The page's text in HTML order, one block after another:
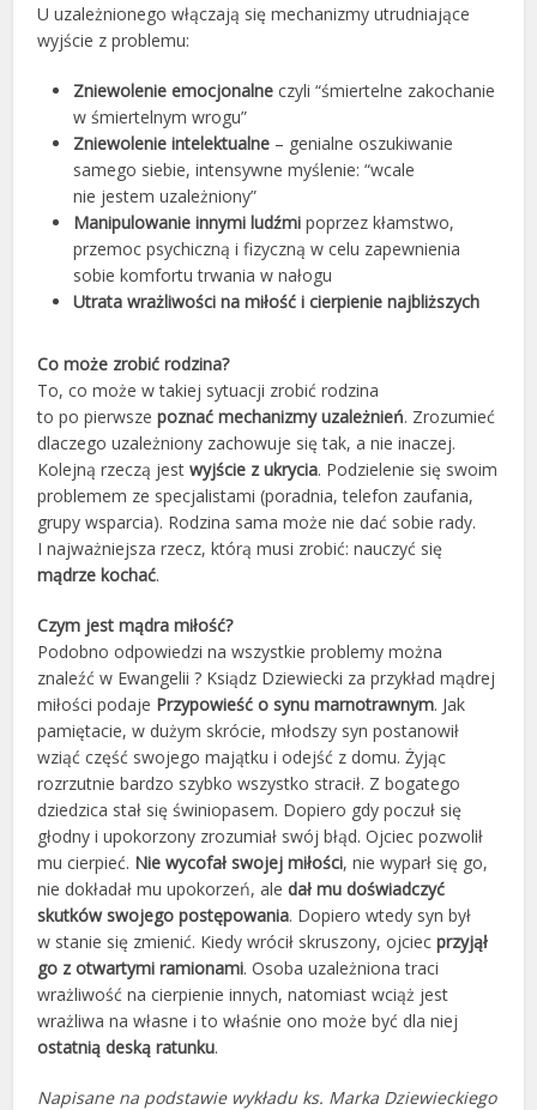
U uzależnionego włączają się mechanizmy utrudniające
wyjście z problemu:
Zniewolenie emocjonalne czyli “śmiertelne zakochanie
w śmiertelnym wrogu”
Zniewolenie intelektualne – genialne oszukiwanie
samego siebie, intensywne myślenie: “wcale
nie jestem uzależniony”
Manipulowanie innymi ludźmi poprzez kłamstwo,
przemoc psychiczną i fizyczną w celu zapewnienia
sobie komfortu trwania w nałogu
Utrata wrażliwości na miłość i cierpienie najbliższych
Co może zrobić rodzina?
To, co może w takiej sytuacji zrobić rodzina
to po pierwszepoznać mechanizmy uzależnień. Zrozumieć
dlaczego uzależniony zachowuje się tak, a nie inaczej.
Kolejną rzeczą jestwyjście z ukrycia. Podzielenie się swoim
problemem ze specjalistami (poradnia, telefon zaufania,
grupy wsparcia). Rodzina sama może nie dać sobie rady.
I najważniejsza rzecz, którą musi zrobić: nauczyć się
mądrze kochać.
Czym jest mądra miłość?
Podobno odpowiedzi na wszystkie problemy można
znaleźć w Ewangelii ? Ksiądz Dziewiecki za przykład mądrej
miłości podaje Przypowieść o synu marnotrawnym. Jak
pamiętacie, w dużym skrócie, młodszy syn postanowił
wziąć część swojego majątku i odejść z domu. Żyjąc
rozrzutnie bardzo szybko wszystko stracił. Z bogatego
dziedzica stał się świniopasem. Dopiero gdy poczuł się
głodny i upokorzony zrozumiał swój błąd. Ojciec pozwolił
mu cierpieć. Nie wycofał swojej miłości, nie wyparł się go,
nie dokładał mu upokorzeń, aledał mu doświadczyć
skutków swojego postępowania. Dopiero wtedy syn był
w stanie się zmienić. Kiedy wrócił skruszony, ojciecprzyjął
go z otwartymi ramionami. Osoba uzależniona traci
wrażliwość na cierpienie innych, natomiast wciąż jest
wrażliwa na własne i to właśnie ono może być dla niej
ostatnią deską ratunku.
Napisane na podstawie wykładu ks. Marka Dziewieckiego